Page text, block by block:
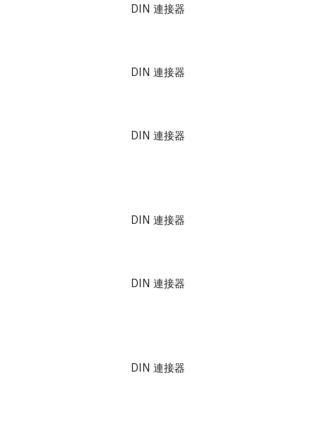
DIN 連接器
DIN 連接器
DIN 連接器
DIN 連接器
DIN 連接器
DIN 連接器